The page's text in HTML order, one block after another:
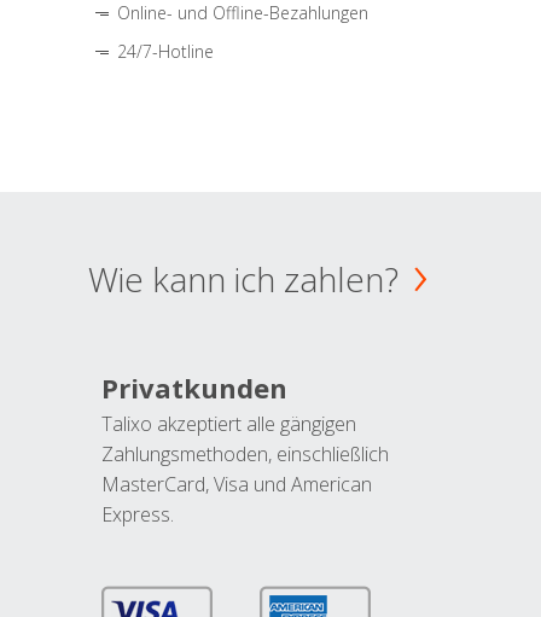
Online- und Offline-Bezahlungen
24/7-Hotline
Wie kann ich zahlen?
Privatkunden
Talixo akzeptiert alle gängigen
Zahlungsmethoden, einschließlich
MasterCard, Visa und American
Express.